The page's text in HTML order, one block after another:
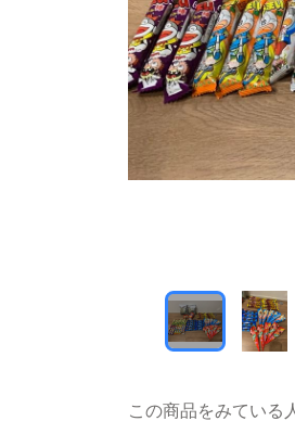
この商品をみている